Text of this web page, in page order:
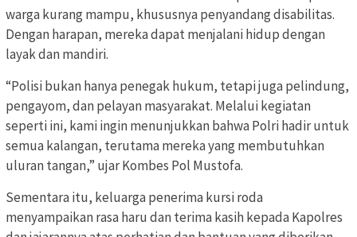
warga kurang mampu, khususnya penyandang disabilitas.
Dengan harapan, mereka dapat menjalani hidup dengan
layak dan mandiri.
“Polisi bukan hanya penegak hukum, tetapi juga pelindung,
pengayom, dan pelayan masyarakat. Melalui kegiatan
seperti ini, kami ingin menunjukkan bahwa Polri hadir untuk
semua kalangan, terutama mereka yang membutuhkan
uluran tangan,” ujar Kombes Pol Mustofa.
Sementara itu, keluarga penerima kursi roda
menyampaikan rasa haru dan terima kasih kepada Kapolres